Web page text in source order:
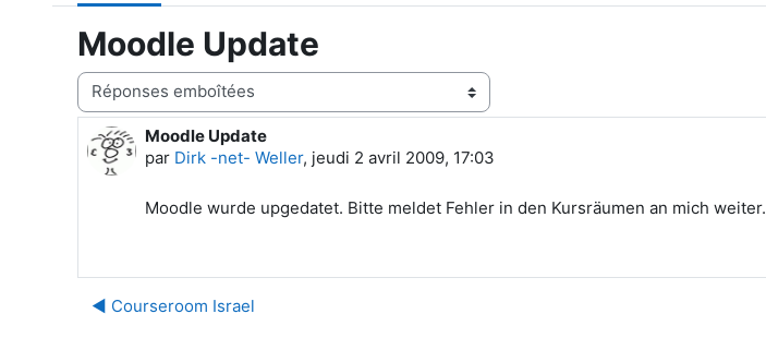
Moodle Update
Type d’affichage
Moodle Update
par Dirk -net- Weller, jeudi 2 avril 2009, 17:03
Nombre de réponses : 0
Moodle wurde upgedatet. Bitte meldet Fehler in den Kursräumen an mich weiter.
◀︎ Courseroom Israel